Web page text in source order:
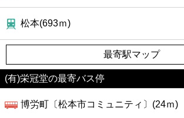
松本(693ｍ)
最寄駅マップ
(有)栄冠堂の最寄バス停
博労町〔松本市コミュニティ〕(24ｍ)